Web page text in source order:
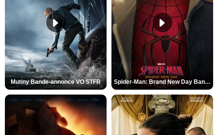
Mutiny Bande-annonce VO STFR Spider-Man: Brand New Day Bande-annonce VO STFR